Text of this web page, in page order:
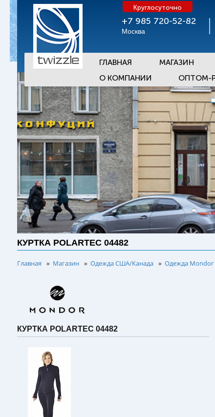
+7 985 720-52-82
Москва
Круглосуточно
ГЛАВНАЯ МАГАЗИН
О КОМПАНИИ
ОПТОМ-
КУРТКА POLARTEC 04482
Главная » Магазин » Одежда США/Канада » Одежда Mondor
КУРТКА POLARTEC 04482